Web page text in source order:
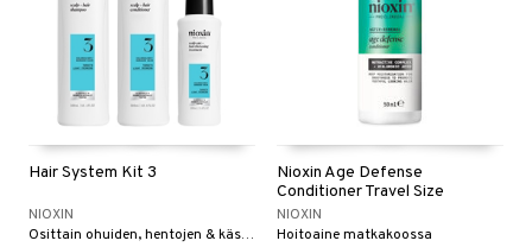
Hair System Kit 3
NIOXIN
Osittain ohuiden, hentojen & käsittelemättömien hiusten hoito.
Nioxin Age Defense
Conditioner Travel Size
NIOXIN
Hoitoaine matkakoossa